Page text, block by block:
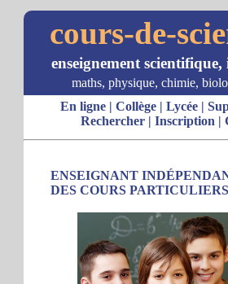
cours-de-
enseignement
maths, physique, chimie,
En ligne| Collège| Lycée|
Rechercher| Inscription |
ENSEIGNANT
DES COURS